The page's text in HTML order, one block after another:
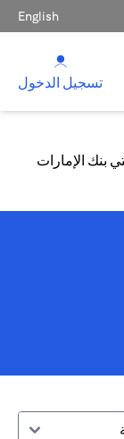
English
تسجيل الدخول
بنك الإمارات